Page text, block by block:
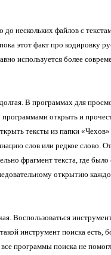
до нескольких файлов с
этот факт про кодировку
используется более
В программах для
открыть и
тексты из папки
слов или редкое слово.
фрагмент текста, где
открытию
Воспользоваться
инструмент поиска есть,
все программы поиска не